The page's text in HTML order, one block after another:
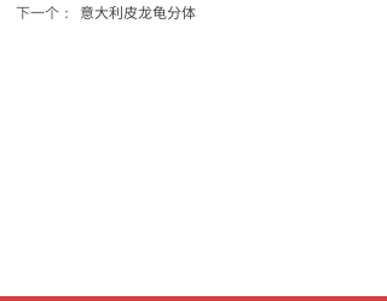
下一个：
意大利皮龙龟分体